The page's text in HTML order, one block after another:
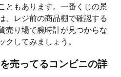
ともあります。一番くじの景
、レジ前の商品棚で確認する
売り場で腕時計が見つからな
クしてみましょう。
売ってるコンビニの詳